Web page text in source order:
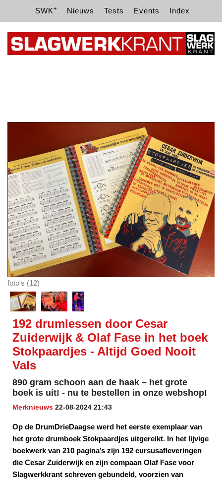
SWK+ Nieuws Tests Events Index
foto's (12)
192 drumlessen door Cesar
Zuiderwijk & Olaf Fase in het boek
Stokpaardjes - Altijd Goed Nooit
Vals
890 gram schoon aan de haak – het grote
boek is uit! - nu te bestellen in onze webshop!
Merknieuws 22-08-2024 21:43
Op de DrumDrieDaagse werd het eerste exemplaar van
het grote drumboek Stokpaardjes uitgereikt. In het lijvige
boekwerk van 210 pagina’s zijn 192 cursusafleveringen
die Cesar Zuiderwijk en zijn compaan Olaf Fase voor
Slagwerkkrant schreven gebundeld, voorzien van